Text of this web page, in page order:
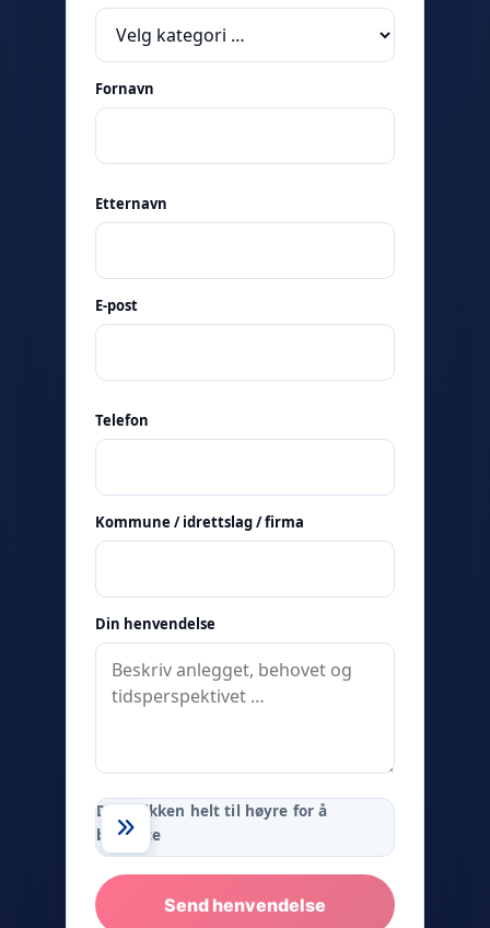
Fornavn
Etternavn
E-post
Telefon
Kommune / idrettslag / firma
Din henvendelse
Dra brikken helt til høyre for å
bekrefte
Send henvendelse